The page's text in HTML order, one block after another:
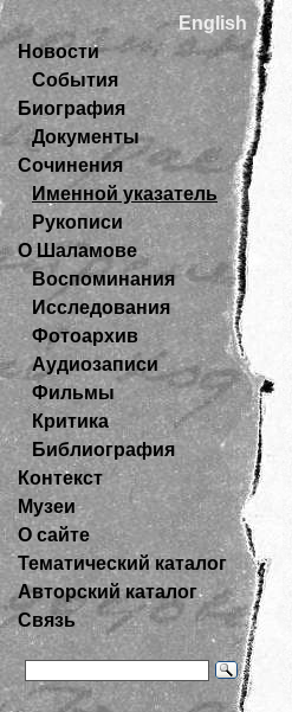
English
Новости
События
Биография
Документы
Сочинения
Именной указатель
Рукописи
О Шаламове
Воспоминания
Исследования
Фотоархив
Аудиозаписи
Фильмы
Критика
Библиография
Контекст
Музеи
О сайте
Тематический каталог
Авторский каталог
Связь